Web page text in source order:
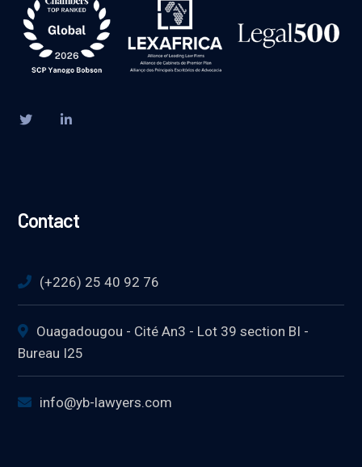
Contact
(+226) 25 40 92 76
Ouagadougou - Cité An3 - Lot 39 section BI -
Bureau I25
info@yb-lawyers.com